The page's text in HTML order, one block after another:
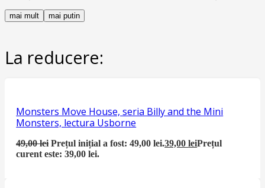
mai mult mai putin
La reducere:
Monsters Move House, seria Billy and the Mini
Monsters, lectura Usborne
49,00lei Prețul inițial a fost: 49,00 lei.39,00leiPrețul
curent este: 39,00 lei.